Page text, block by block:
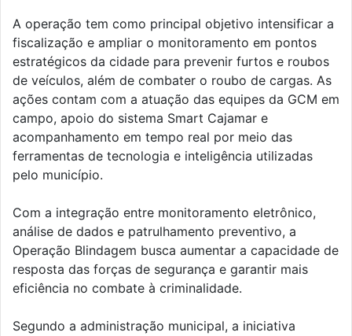
A operação tem como principal objetivo intensificar a
fiscalização e ampliar o monitoramento em pontos
estratégicos da cidade para prevenir furtos e roubos
de veículos, além de combater o roubo de cargas. As
ações contam com a atuação das equipes da GCM em
campo, apoio do sistema Smart Cajamar e
acompanhamento em tempo real por meio das
ferramentas de tecnologia e inteligência utilizadas
pelo município.
Com a integração entre monitoramento eletrônico,
análise de dados e patrulhamento preventivo, a
Operação Blindagem busca aumentar a capacidade de
resposta das forças de segurança e garantir mais
eficiência no combate à criminalidade.
Segundo a administração municipal, a iniciativa